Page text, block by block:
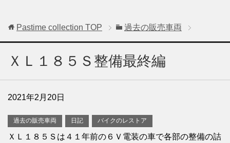
Pastime collection TOP 過去の販売車両
ＸＬ１８５Ｓ整備最終編
2021年2月20日
過去の販売車両 日記 バイクのレストア
ＸＬ１８５Ｓは４１年前の６Ｖ電装の車で各部の整備の詰